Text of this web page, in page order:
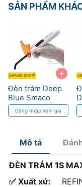
SẢN PHẨM
+
MEMBERSHIP
Đèn trám Deep
Blue Smaco
Đăng nhập xem giá
Mô tả
ĐÈN TRÁM 1S
✅ Xuất xứ: